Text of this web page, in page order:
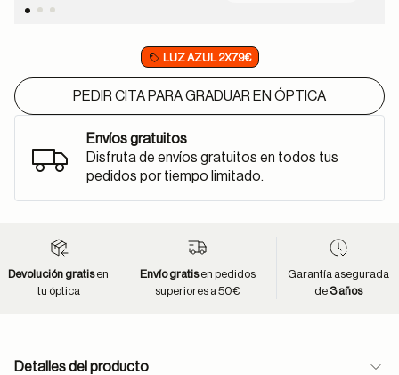
LUZ AZUL 2X79€
PEDIR CITA PARA GRADUAR EN ÓPTICA
Envíos gratuitos
Disfruta de envíos gratuitos en todos tus
pedidos por tiempo limitado.
Devolución gratisen
tu óptica
Envío gratisen pedidos
superiores a 50€
Garantía asegurada
de 3 años
Detalles del producto